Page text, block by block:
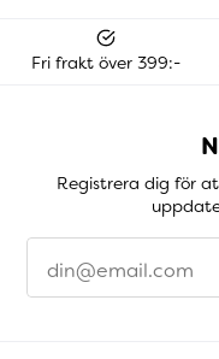
Fri frakt över 399:-
Registrera dig för